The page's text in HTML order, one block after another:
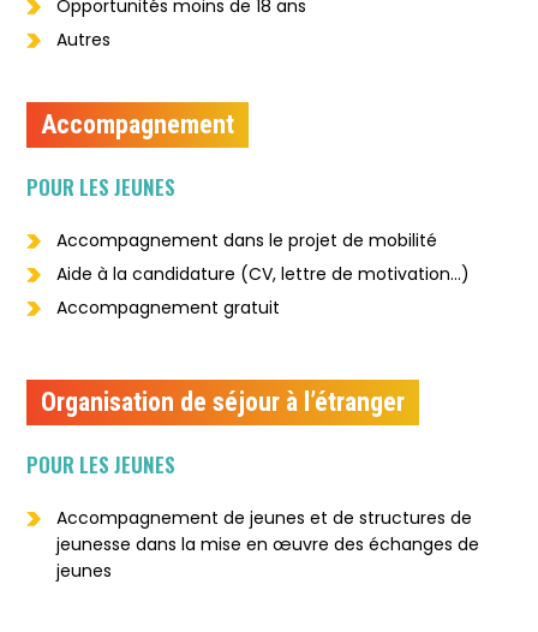
Opportunités moins de 18 ans
Autres
Accompagnement
POUR LES JEUNES
Accompagnement dans le projet de mobilité
Aide à la candidature (CV, lettre de motivation...)
Accompagnement gratuit
Organisation de séjour à l’étranger
POUR LES JEUNES
Accompagnement de jeunes et de structures de
jeunesse dans la mise en œuvre des échanges de
jeunes